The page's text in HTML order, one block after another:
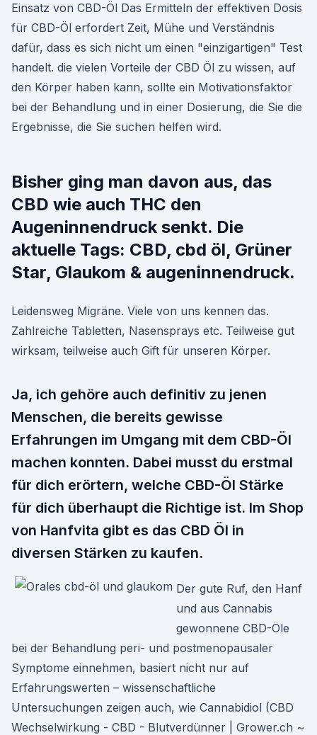
Einsatz von CBD-Öl Das Ermitteln der effektiven Dosis
für CBD-Öl erfordert Zeit, Mühe und Verständnis
dafür, dass es sich nicht um einen "einzigartigen" Test
handelt. die vielen Vorteile der CBD Öl zu wissen, auf
den Körper haben kann, sollte ein Motivationsfaktor
bei der Behandlung und in einer Dosierung, die Sie die
Ergebnisse, die Sie suchen helfen wird.
Bisher ging man davon aus, das
CBD wie auch THC den
Augeninnendruck senkt. Die
aktuelle Tags: CBD, cbd öl, Grüner
Star, Glaukom & augeninnendruck.
Leidensweg Migräne. Viele von uns kennen das.
Zahlreiche Tabletten, Nasensprays etc. Teilweise gut
wirksam, teilweise auch Gift für unseren Körper.
Ja, ich gehöre auch definitiv zu jenen
Menschen, die bereits gewisse
Erfahrungen im Umgang mit dem CBD-Öl
machen konnten. Dabei musst du erstmal
für dich erörtern, welche CBD-Öl Stärke
für dich überhaupt die Richtige ist. Im Shop
von Hanfvita gibt es das CBD Öl in
diversen Stärken zu kaufen.
Der gute Ruf, den Hanf
und aus Cannabis
gewonnene CBD-Öle
bei der Behandlung peri- und postmenopausaler
Symptome einnehmen, basiert nicht nur auf
Erfahrungswerten – wissenschaftliche
Untersuchungen zeigen auch, wie Cannabidiol (CBD
Wechselwirkung - CBD - Blutverdünner | Grower.ch ~